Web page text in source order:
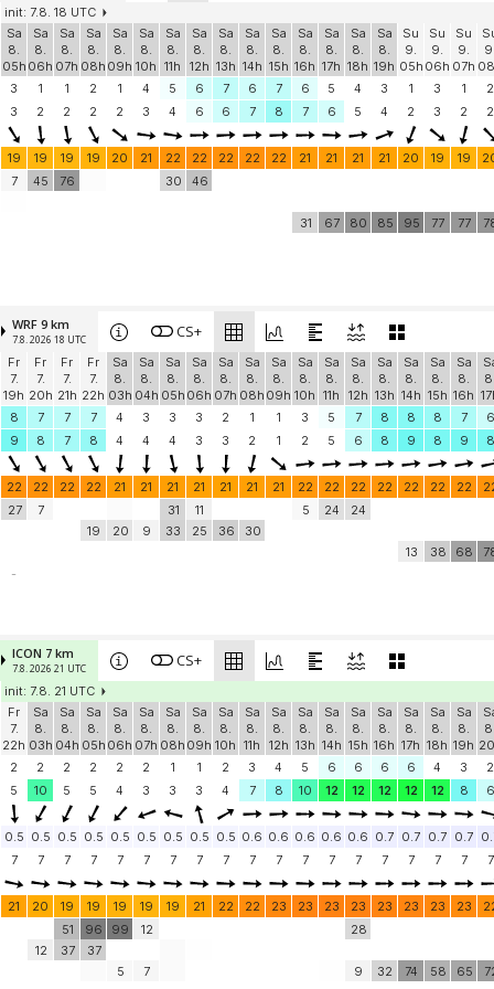
init: 7.8. 18 UTC
Sa
8.
05h
Sa
8.
06h
Sa
8.
07h
Sa
8.
08h
Sa
8.
09h
Sa
8.
10h
Sa
8.
11h
Sa
8.
12h
Sa
8.
13h
Sa
8.
14h
Sa
8.
15h
Sa
8.
16h
Sa
8.
17h
Sa
8.
18h
Sa
8.
19h
Su
9.
05h
Su
9.
06h
Su
9.
07h
3
1 1 2 1 4 5 6 7 6 7 6 5 4 3 1 3 1
2
3
2 2 2 2 3 4 6 6 7 8 7 6 5 4 2 3 2 2
19 19 19 19 20 21 22 22 22 22 22 21 21 21 21 20 19 19
7
45 76 30 46
31 67 80 85 95 77 77
WRF 9 km
7.8. 2026 18 UTC CS+
Fr
7.
19h
Fr
7.
20h
Fr
7.
21h
Fr
7.
22h
Sa
8.
03h
Sa
8.
04h
Sa
8.
05h
Sa
8.
06h
Sa
8.
07h
Sa
8.
08h
Sa
8.
09h
Sa
8.
10h
Sa
8.
11h
Sa
8.
12h
Sa
8.
13h
Sa
8.
14h
Sa
8.
15h
Sa
8.
16h
8
7 7 7 4 3 3 3 2 1 1 3 5 7 8 8 8 7
6
9
8 7 8 4 4 4 3 3 2 1 2 5 6 8 9 8 9 8
22 22 22 22 21 21 21 21 21 21 21 22 22 22 22 22 22 22
27
7
19
20 9
31
33
11
25
36 30
5 24 24
13 38 68
-
ICON 7 km
7.8. 2026 21 UTC CS+
init: 7.8. 21 UTC
Fr
7.
22h
Sa
8.
03h
Sa
8.
04h
Sa
8.
05h
Sa
8.
06h
Sa
8.
07h
Sa
8.
08h
Sa
8.
09h
Sa
8.
10h
Sa
8.
11h
Sa
8.
12h
Sa
8.
13h
Sa
8.
14h
Sa
8.
15h
Sa
8.
16h
Sa
8.
17h
Sa
8.
18h
Sa
8.
19h
2
2 2 2 2 2 1 1 2 3 4 5 6 6 6 6 4 3
2
5
10 5 5 4 3 3 3 4 7 8 10 12 12 12 12 12 8 6
0.5 0.5 0.5 0.5 0.5 0.5 0.5 0.5 0.5 0.6 0.6 0.6 0.6 0.6 0.7 0.7 0.7 0.7
7
7 7 7 7 7 7 7 7 7 7 7 7 7 7 7 7 7 7
21 20 19 19 19 19 19 21 22 22 23 23 23 23 23 23 23 23
12
51
37
96
37
99
5
12
7
28
9 32 74 58 65